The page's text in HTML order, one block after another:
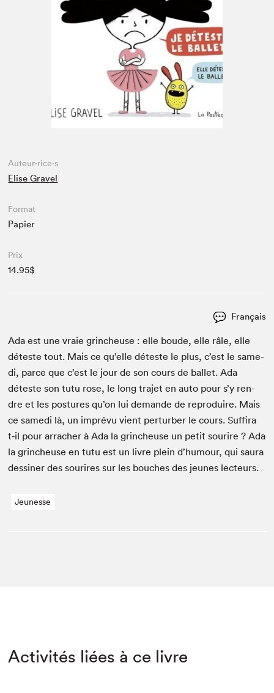
Espace enseignant·e·s
Auteur·rice·s
Elise Gravel
Format
Papier
Prix
14.95$
Français
Ada est une vraie grincheuse : elle boude, elle râle, elle
déteste tout. Mais ce qu’elle déteste le plus, c’est le same­
di, parce que c’est le jour de son cours de bal­let. Ada
déteste son tutu rose, le long tra­jet en auto pour s’y ren­
dre et les pos­tures qu’on lui demande de repro­duire. Mais
ce same­di là, un imprévu vient per­turber le cours. Suf­fi­ra
t‑il pour arracher à Ada la grincheuse un petit sourire ? Ada
la grincheuse en tutu est un livre plein d’hu­mour, qui saura
dessin­er des sourires sur les bouch­es des jeunes lecteurs.
Jeunesse
Activités liées à ce livre